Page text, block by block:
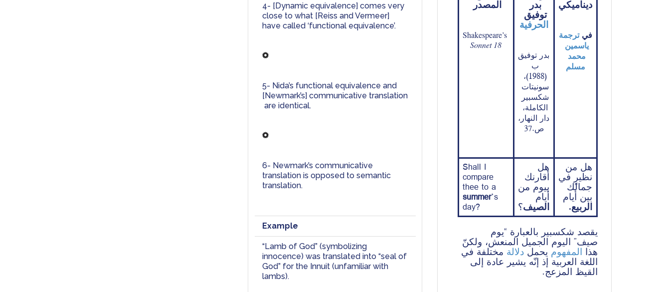
4- [Dynamic equivalence] comes very
close to what [Reiss and Vermeer]
have called ‘functional equivalence’.
5- Nida’s functional equivalence and
[Newmark’s] communicative translation
are identical.
6- Newmark’s communicative
translation is opposed to semantic
translation.
Example
“Lamb of God” (symbolizing
innocence) was translated into “seal
of
God” for the Innuit (unfamiliar with
lambs).
ديناميكي
في
مسلم
توفيق
الحرفية
ص.37
المصدر
Sonnet 18
بين أيام
الربيع.
أيام
الصيف؟
Shall I
compare
summer’s
day?
يقصد شكسبير بالعبارة “يوم
صيف” اليومالجميل المنعش، ولكنّ
هذا المفهوم يحمل دلالة مختلفة في
اللغة العربية إذ إنّه يشير عادة إلى
القيظ المزعج.